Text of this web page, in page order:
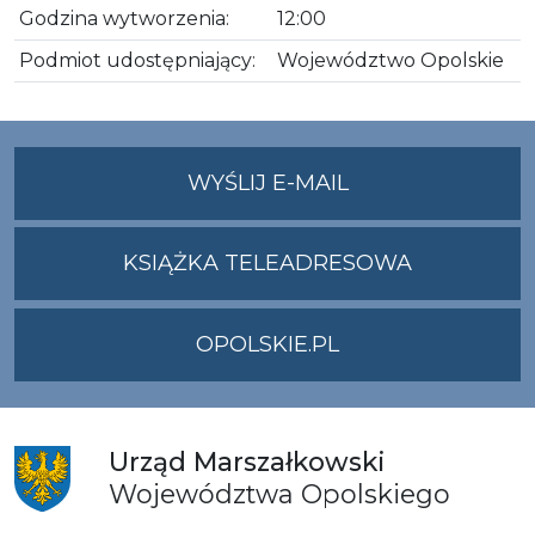
Godzina wytworzenia:
12:00
Podmiot udostępniający:
Województwo Opolskie
WYŚLIJ E-MAILNA
ADRES
KSIĄŻKA TELEADRESOWA
OPOLSKIE.PL
Urząd Marszałkowski
Województwa Opolskiego